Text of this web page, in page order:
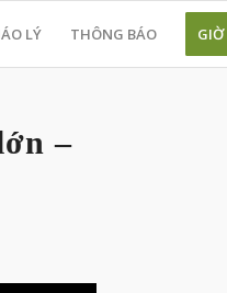
LÝ THÔNG BÁO GIỜ
–